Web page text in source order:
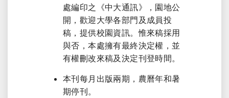
處編印之《中大通訊》，園地公
開，歡迎大學各部門及成員投
稿，提供校園資訊。惟來稿採用
與否，本處擁有最終決定權，並
有權刪改來稿及決定刊登時間。
本刊每月出版兩期，農曆年和暑
期停刊。